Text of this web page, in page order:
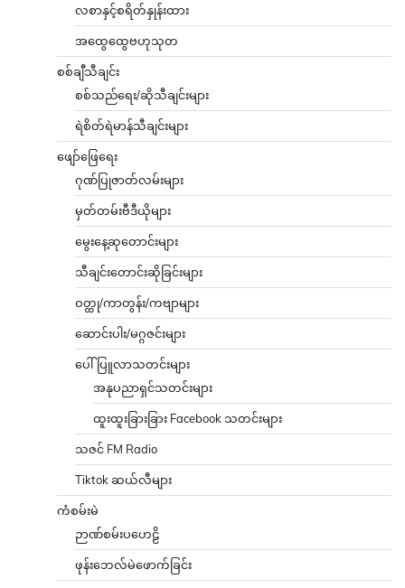
လစာနှင့်စရိတ်နှုန်းထား
အထွေထွေဗဟုသုတ
စစ်ချီသီချင်း
စစ်သည်ရေး/ဆိုသီချင်းများ
ရဲစိတ်ရဲမာန်သီချင်းများ
ဖျော်ဖြေရေး
ဂုဏ်ပြုဇာတ်လမ်းများ
မှတ်တမ်းဗီဒီယိုများ
မွေးနေ့ဆုတောင်းများ
သီချင်းတောင်းဆိုခြင်းများ
ဝတ္ထု/ကာတွန်း/ကဗျာများ
ဆောင်းပါး/မဂ္ဂဇင်းများ
ပေါ်ပြူလာသတင်းများ
အနုပညာရှင်သတင်းများ
ထူးထူးခြားခြား Facebook သတင်းများ
သဇင် FM Radio
Tiktok ဆယ်လီများ
ကံစမ်းမဲ
ဉာဏ်စမ်းပဟေဠိ
ဖုန်းဘေလ်မဲဖောက်ခြင်း